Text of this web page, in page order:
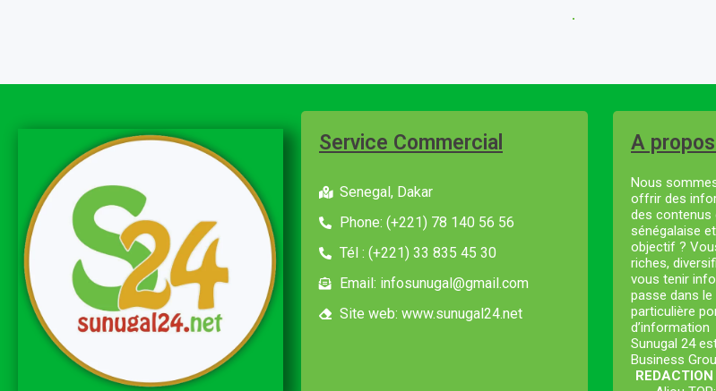
Service Commercial
Senegal, Dakar
Phone: (+221) 78 140 56 56
Tél : (+221) 33 835 45 30
Email: infosunugal@gmail.com
Site web: www.sunugal24.net
A
Nous
offrir des
des contenus
sénégalaise
objectif ?
riches,
vous tenir
passe dans
particulière
d’information
Sunugal 24
Business